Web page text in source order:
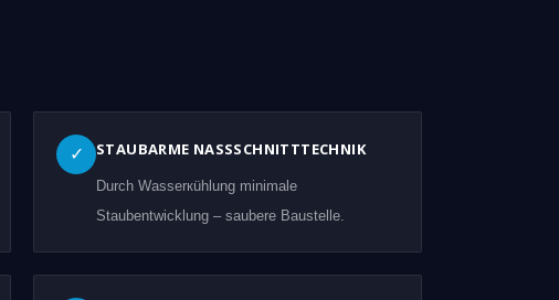
✓ STAUBARME NASSSCHNITTTECHNIK
Durch Wasserкühlung minimale
Staubentwicklung – saubere Baustelle.